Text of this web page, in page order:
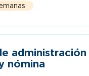
administración
nómina